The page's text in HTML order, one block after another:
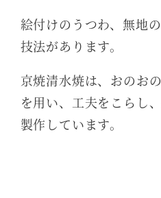
絵付けのうつわ、無地
技法があります。
京焼清水焼は、おのお
を用い、工夫をこらし
製作しています。